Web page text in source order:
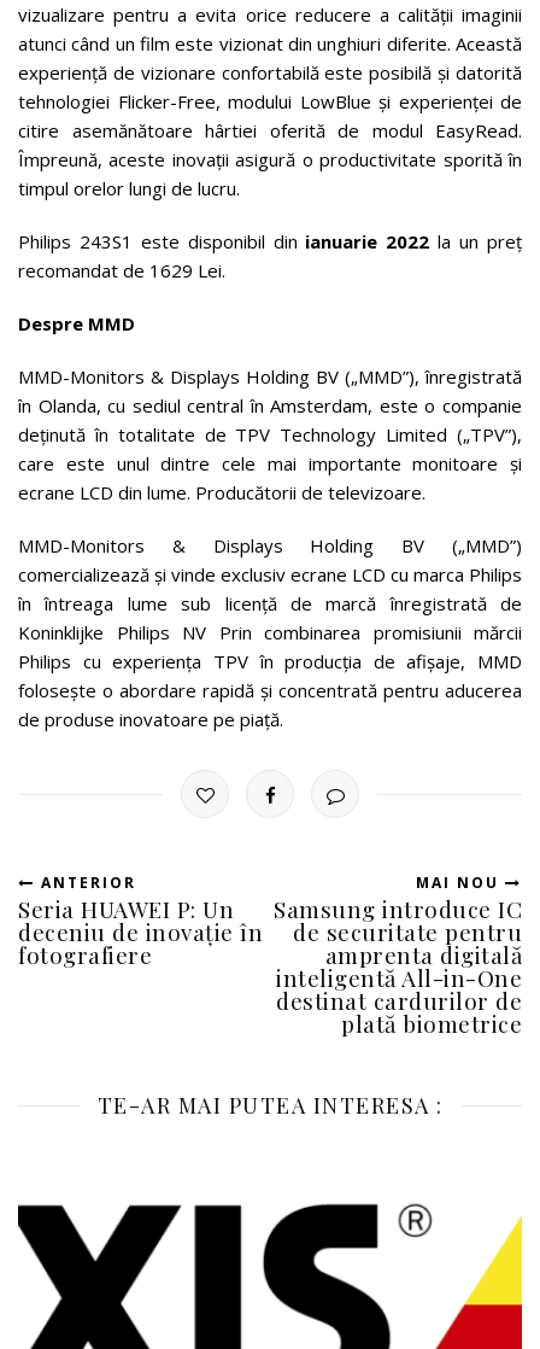
vizualizare pentru a evita orice reducere a calității imaginii
atunci când un film este vizionat din unghiuri diferite. Această
experiență de vizionare confortabilă este posibilă și datorită
tehnologiei Flicker-Free, modului LowBlue și experienței de
citire asemănătoare hârtiei oferită de modul EasyRead.
Împreună, aceste inovații asigură o productivitate sporită în
timpul orelor lungi de lucru.
Philips 243S1 este disponibil din ianuarie 2022 la un preț
recomandat de 1629 Lei.
Despre MMD
MMD-Monitors & Displays Holding BV („MMD”), înregistrată
în Olanda, cu sediul central în Amsterdam, este o companie
deținută în totalitate de TPV Technology Limited („TPV”),
care este unul dintre cele mai importante monitoare și
ecrane LCD din lume. Producătorii de televizoare.
MMD-Monitors & Displays Holding BV („MMD”)
comercializează și vinde exclusiv ecrane LCD cu marca Philips
în întreaga lume sub licență de marcă înregistrată de
Koninklijke Philips NV Prin combinarea promisiunii mărcii
Philips cu experiența TPV în producția de afișaje, MMD
folosește o abordare rapidă și concentrată pentru aducerea
de produse inovatoare pe piață.
ANTERIOR
Seria HUAWEI P: Un
deceniu de inovație în
fotografiere
MAI NOU
Samsung introduce IC
de securitate pentru
amprenta digitală
inteligentă All-in-One
destinat cardurilor de
plată biometrice
TE-AR MAI PUTEA INTERESA :